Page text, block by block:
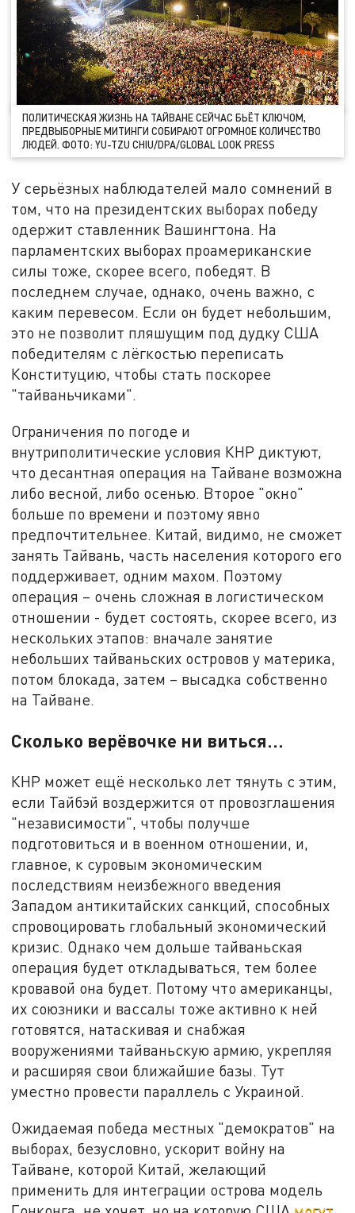
ПОЛИТИЧЕСКАЯ ЖИЗНЬ НА ТАЙВАНЕ СЕЙЧАС БЬЁТ КЛЮЧОМ,
ПРЕДВЫБОРНЫЕ МИТИНГИ СОБИРАЮТ ОГРОМНОЕ КОЛИЧЕСТВО
ЛЮДЕЙ. ФОТО: YU-TZU CHIU/DPA/GLOBAL LOOK PRESS
У серьёзных наблюдателей мало сомнений в
том, что на президентских выборах победу
одержит ставленник Вашингтона. На
парламентских выборах проамериканские
силы тоже, скорее всего, победят. В
последнем случае, однако, очень важно, с
каким перевесом. Если он будет небольшим,
это не позволит пляшущим под дудку США
победителям с лёгкостью переписать
Конституцию, чтобы стать поскорее
"тайваньчиками".
Ограничения по погоде и
внутриполитические условия КНР диктуют,
что десантная операция на Тайване возможна
либо весной, либо осенью. Второе "окно"
больше по времени и поэтому явно
предпочтительнее. Китай, видимо, не сможет
занять Тайвань, часть населения которого его
поддерживает, одним махом. Поэтому
операция – очень сложная в логистическом
отношении - будет состоять, скорее всего, из
нескольких этапов: вначале занятие
небольших тайваньских островов у материка,
потом блокада, затем – высадка собственно
на Тайване.
Сколько верёвочке ни виться…
КНР может ещё несколько лет тянуть с этим,
если Тайбэй воздержится от провозглашения
"независимости", чтобы получше
подготовиться и в военном отношении, и,
главное, к суровым экономическим
последствиям неизбежного введения
Западом антикитайских санкций, способных
спровоцировать глобальный экономический
кризис. Однако чем дольше тайваньская
операция будет откладываться, тем более
кровавой она будет. Потому что американцы,
их союзники и вассалы тоже активно к ней
готовятся, натаскивая и снабжая
вооружениями тайваньскую армию, укрепляя
и расширяя свои ближайшие базы. Тут
уместно провести параллель с Украиной.
Ожидаемая победа местных "демократов" на
выборах, безусловно, ускорит войну на
Тайване, которой Китай, желающий
применить для интеграции острова модель